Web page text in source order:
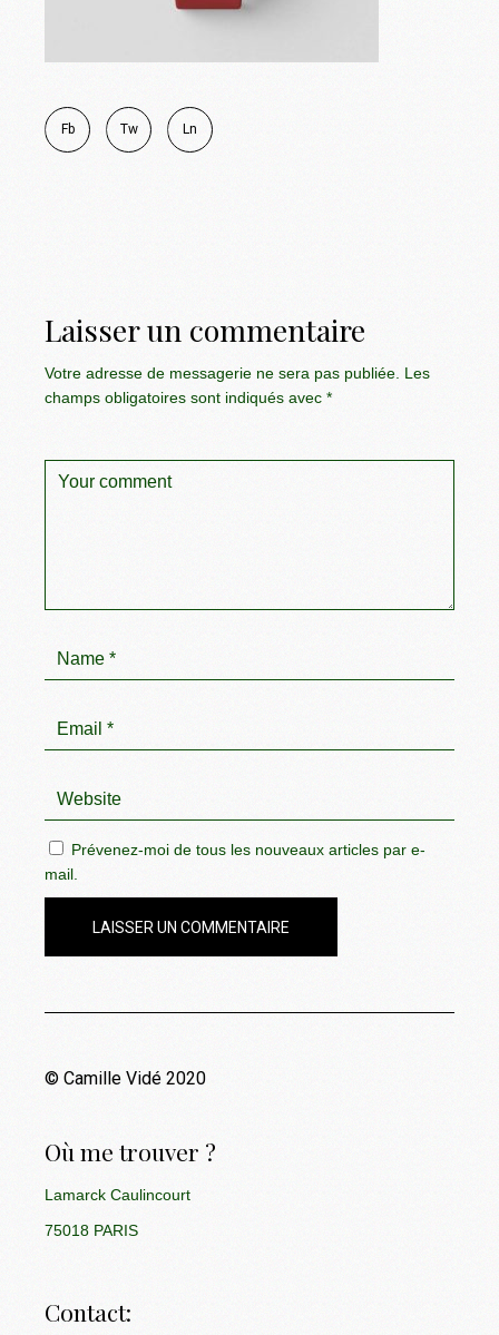
Fb Tw Ln
Laisser un commentaire
Votre adresse de messagerie ne sera pas publiée. Les
champs obligatoires sont indiqués avec*
Prévenez-moi de tous les nouveaux articles par e-
mail.
LAISSER UN COMMENTAIRE
© Camille Vidé 2020
Où me trouver ?
Lamarck Caulincourt
75018 PARIS
Contact: